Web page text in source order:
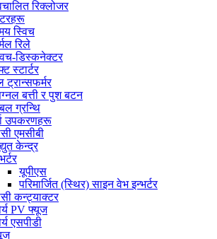
रिक्लोजर
स्विच
रिले
डिस्कनेक्टर
स्टार्टर
ट्रान्सफर्मर
बत्ती र पुश बटन
ग्रन्थि
उपकरणहरू
एमसीबी
केन्द्र
यूपीएस
परिमार्जित (स्थिर) साइन वेभ इन्भर्टर
कन्ट्याक्टर
PV फ्यूज
एसपीडी